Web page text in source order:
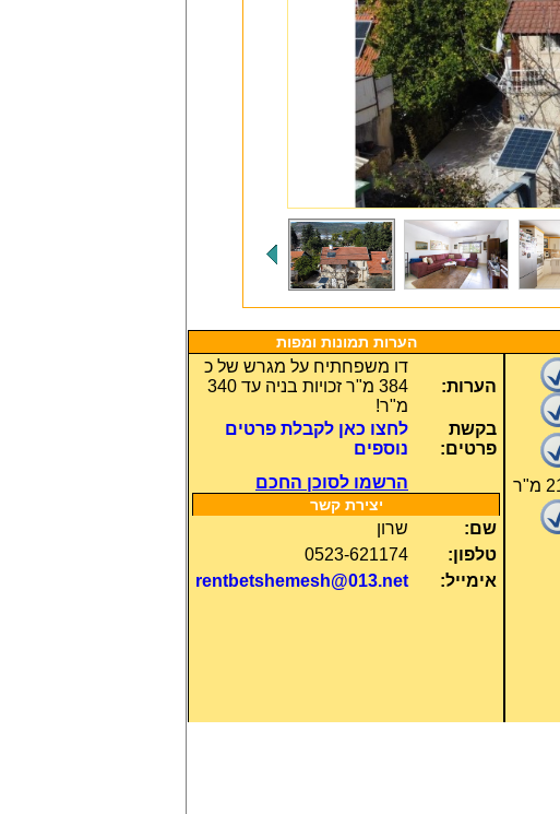
הערות תמונות ומפות
הערות:
דו משפחתיח על מגרש של כ
384 מ"ר זכויות בניה עד 340
מ"ר!
בקשת
פרטים:
לחצו כאן לקבלת פרטים
נוספים
הרשמו לסוכן החכם
יצירת קשר
שם:
שרון
טלפון:
0523-621174
אימייל:
rentbetshemesh@013.net